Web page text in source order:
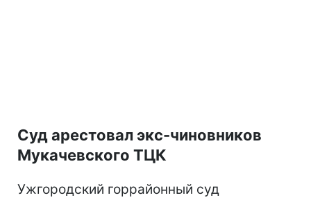
Суд арестовал экс-чиновников
Мукачевского ТЦК
Ужгородский горрайонный суд